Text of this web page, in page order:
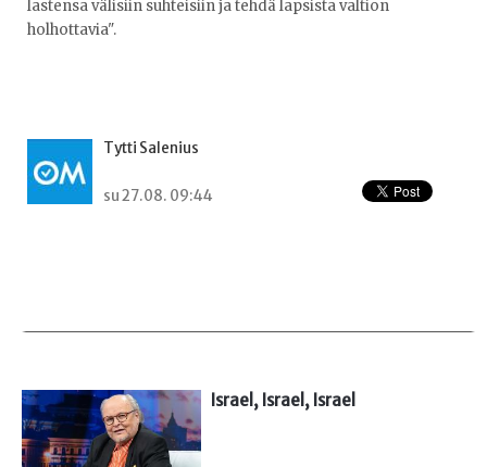
lastensa välisiin suhteisiin ja tehdä lapsista valtion
holhottavia".
Tytti Salenius
su 27.08. 09:44
Israel, Israel, Israel